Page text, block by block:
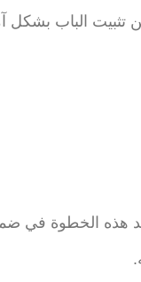
تثبيت الباب بشكل
هذه الخطوة في